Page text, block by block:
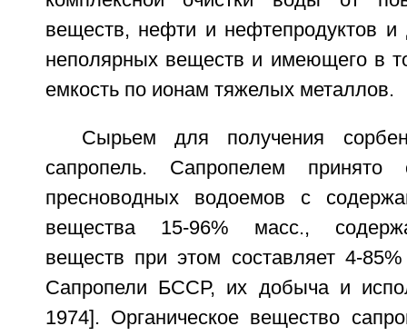
веществ, нефти и нефтепродуктов и
неполярных веществ и имеющего в
емкость по ионам тяжелых металлов.
Сырьем для получения
сапропель. Сапропелем принято
пресноводных водоемов с
вещества 15-96% масс.,
веществ при этом составляет 4-
Сапропели БССР, их добыча и
1974]. Органическое вещество